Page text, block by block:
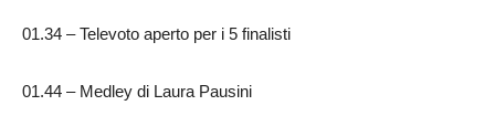
01.34 – Televoto aperto per i 5 finalisti
01.44 – Medley di Laura Pausini